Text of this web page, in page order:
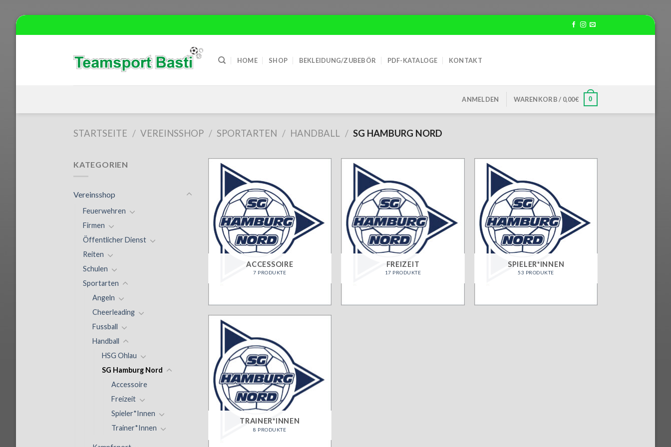
Skip
to
HOME SHOP BEKLEIDUNG/ZUBEBÖR PDF-KATALOGE KONTAKT
ANMELDEN WARENKORB / 0,00€ 0
STARTSEITE / VEREINSSHOP / SPORTARTEN / HANDBALL / SG HAMBURG NORD
KATEGORIEN
Vereinsshop
Feuerwehren
Firmen
Öffentlicher Dienst
Reiten
Schulen
Sportarten
Angeln
Cheerleading
Fussball
Handball
HSG Ohlau
SG Hamburg Nord
Accessoire
Freizeit
Spieler*Innen
Trainer*Innen
ACCESSOIRE
7 PRODUKTE
FREIZEIT
17 PRODUKTE
SPIELER*INNEN
53 PRODUKTE
TRAINER*INNEN
8 PRODUKTE